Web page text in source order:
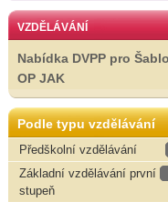
VZDĚLÁVÁNÍ
Nabídka DVPP pro
OP JAK
Podle typu vzdělávání
Předškolní vzdělávání
Základní vzdělávání první
stupeň